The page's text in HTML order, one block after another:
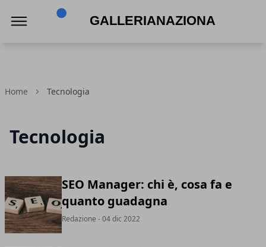
Home Tecnologia
Tecnologia
SEO Manager: chi è, cosa fa e
quanto guadagna
Redazione - 04 dic 2022